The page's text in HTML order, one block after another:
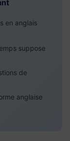
en anglais
suppose
de
anglaise